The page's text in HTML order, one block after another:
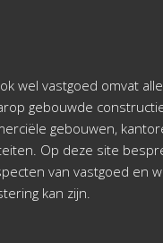
wel vastgoed omvat
gebouwde
gebouwen,
Op deze site
van vastgoed en
kan zijn.